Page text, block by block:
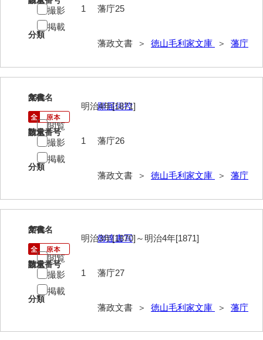
御猟御行歩御供触記
勘場日記
当職方日記
御判司方大日記
寺社町方日記
奉幣使方日記
遊行上人通路一件
測量方書上
宝物帳・道具帳
藩庁25
分類
藩政文書 ＞ 徳山毛利家文庫 ＞ 藩庁
1
撮影
掲載
26
文書名
願届伺控
請求番号
藩庁26
分類
藩政文書 ＞ 徳山毛利家文庫 ＞ 藩庁
年代
明治4年[1871]
数量
1
閲覧
撮影
掲載
27
文書名
御達書写
請求番号
藩庁27
分類
藩政文書 ＞ 徳山毛利家文庫 ＞ 藩庁
年代
明治3年[1870]～明治4年[1871]
数量
1
閲覧
撮影
掲載